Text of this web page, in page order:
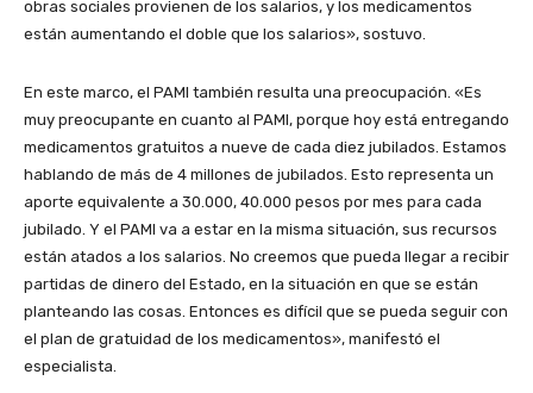
obras sociales provienen de los salarios, y los medicamentos
están aumentando el doble que los salarios», sostuvo.
En este marco, el PAMI también resulta una preocupación. «Es
muy preocupante en cuanto al PAMI, porque hoy está entregando
medicamentos gratuitos a nueve de cada diez jubilados. Estamos
hablando de más de 4 millones de jubilados. Esto representa un
aporte equivalente a 30.000, 40.000 pesos por mes para cada
jubilado. Y el PAMI va a estar en la misma situación, sus recursos
están atados a los salarios. No creemos que pueda llegar a recibir
partidas de dinero del Estado, en la situación en que se están
planteando las cosas. Entonces es difícil que se pueda seguir con
el plan de gratuidad de los medicamentos», manifestó el
especialista.